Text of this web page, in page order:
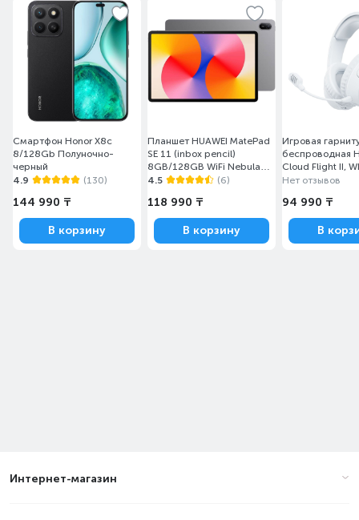
Смартфон Honor X8c
8/128Gb Полуночно-
черный
4.9
(130)
144 990 ₸
В корзину
Планшет HUAWEI MatePad
SE 11 (inbox pencil)
8GB/128GB WiFi Nebula
Gray Agassi6-W19DP
4.5 (6)
118 990 ₸
В корзину
Игровая
беспроводная
Cloud Flight II,
(B5VC5AA)
Нет отзывов
94 990 ₸
В
Интернет-магазин